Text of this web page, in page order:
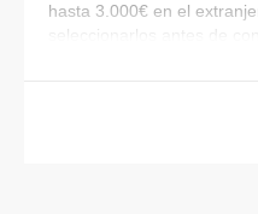
hasta 3.000€ en el
seleccionarlos antes de